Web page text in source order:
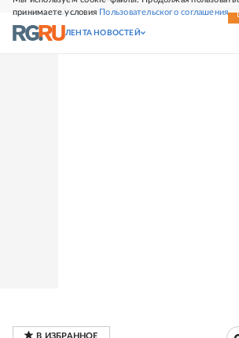
принимаете условия Пользовательского соглашения
СВЕЖИЙ НОМЕР
ЛЕНТА НОВОСТЕЙ